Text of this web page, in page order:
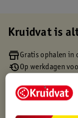
Kruidvat is
Gratis ophalen in
Op werkdagen
Gratis
Gratis punten